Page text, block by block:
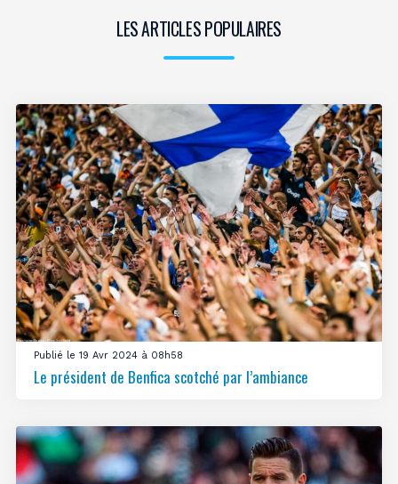
LES ARTICLES POPULAIRES
Publié le 19 Avr 2024 à 08h58
Le président de Benfica scotché par l’ambiance